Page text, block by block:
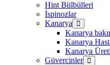
Hint Bülbülleri
İspinozlar
Kanarya
Kanarya
Kanarya
Kanarya
Güvercinler